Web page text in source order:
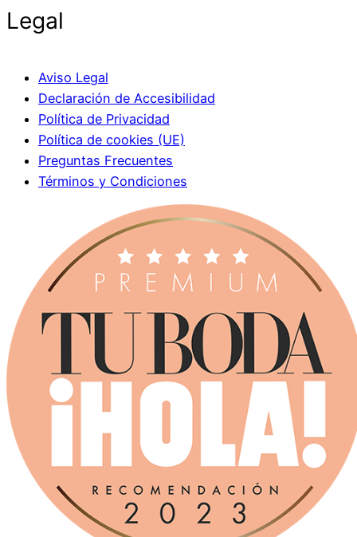
Legal
Aviso Legal
Declaración de Accesibilidad
Política de Privacidad
Política de cookies (UE)
Preguntas Frecuentes
Términos y Condiciones